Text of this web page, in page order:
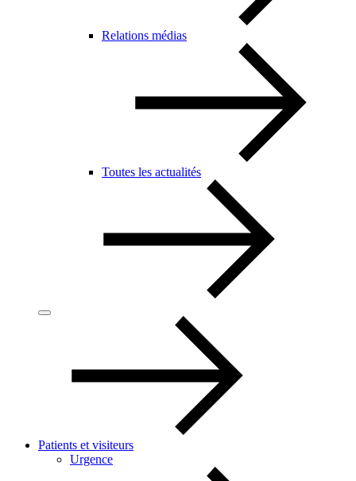
Relations médias
Toutes les actualités
Patients et visiteurs
Urgence